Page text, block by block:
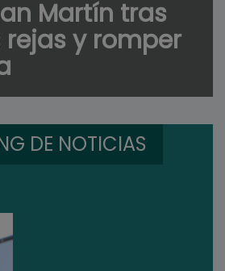
Martín tras
rejas y romper
DE NOTICIAS